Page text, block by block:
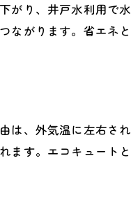
がり、井戸水利用で水
ながります。省エネと
は、外気温に左右され
ます。エコキュートと